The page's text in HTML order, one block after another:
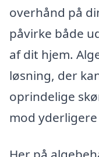
overhånd på
påvirke både
af dit hjem.
løsning, der
oprindelige
mod yderligere